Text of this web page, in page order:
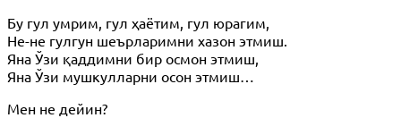
Бу гул умрим, гул ҳаётим, гул юрагим,
Не-не гулгун шеърларимни хазон этмиш.
Яна Ўзи қаддимни бир осмон этмиш,
Яна Ўзи мушкулларни осон этмиш…
Мен не дейин?